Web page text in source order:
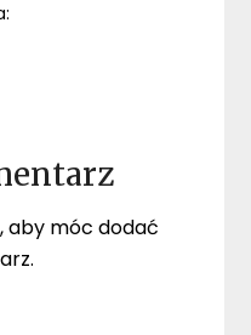
, aby móc dodać